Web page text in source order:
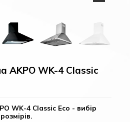
AKPO WK-4 Classic
WK-4 Classic Eco - вибір